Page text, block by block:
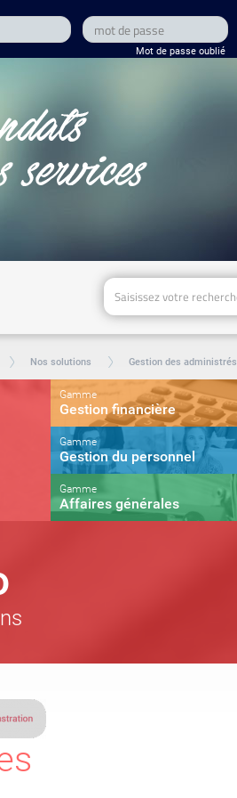
Mot de passe oublié
Nos solutions Gestion des administrés
Gamme
Gestion financière
Gamme
Gestion du personnel
Gamme
Affaires générales